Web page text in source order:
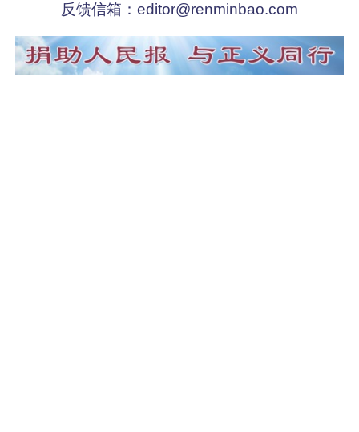
反馈信箱： editor@renminbao.com